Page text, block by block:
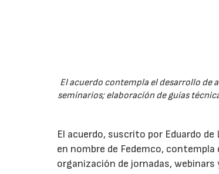
El acuerdo contempla el desarrollo de
seminarios; elaboración de guías
El acuerdo, suscrito por Eduardo
en nombre de Fedemco,
organización de jornadas,